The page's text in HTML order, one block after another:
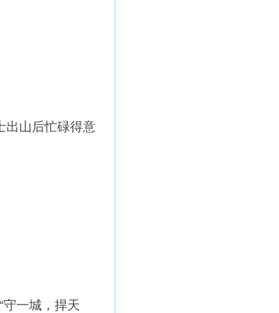
出山后忙碌得意
一城，捍天